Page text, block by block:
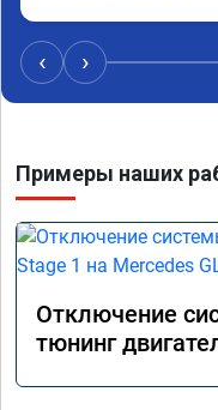
‹ ›
Примеры наших
Отключение
тюнинг